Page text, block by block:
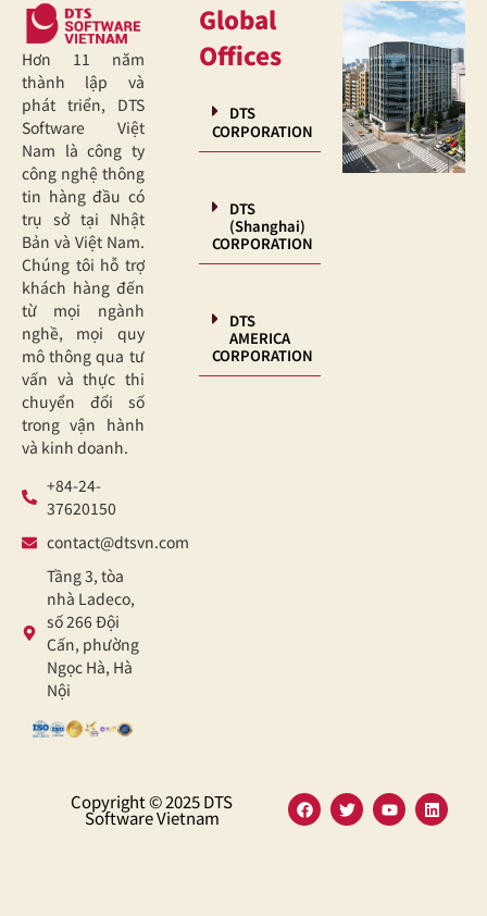
Hơn 11 năm
thành lập và
phát triển, DTS
Software Việt
Nam là công ty
công nghệ thông
tin hàng đầu có
trụ sở tại Nhật
Bản và Việt Nam.
Chúng tôi hỗ trợ
khách hàng đến
từ mọi ngành
nghề, mọi quy
mô thông qua tư
vấn và thực thi
chuyển đổi số
trong vận hành
và kinh doanh.
+84-24-
37620150
contact@dtsvn.com
Tầng 3, tòa
nhà Ladeco,
số 266 Đội
Cấn, phường
Ngọc Hà, Hà
Nội
Global
Offices
DTS
CORPORATION
DTS
(Shanghai)
CORPORATION
DTS
AMERICA
CORPORATION
Copyright © 2025 DTS
Software Vietnam